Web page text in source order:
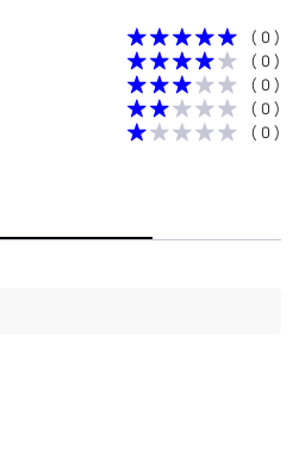
( 0 )
( 0 )
( 0 )
( 0 )
( 0 )